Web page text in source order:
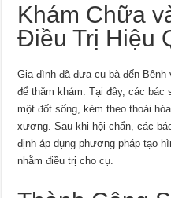
Khám Chữa
Điều Trị Hiệu
Gia đình đã đưa cụ bà đến
để thăm khám. Tại đây, các bác
một đốt sống, kèm theo thoái
xương. Sau khi hội chẩn, các
định áp dụng phương pháp tạo
nhằm điều trị cho cụ.